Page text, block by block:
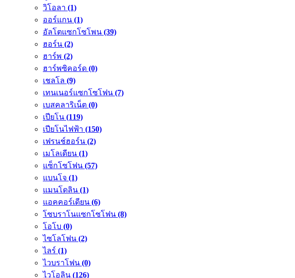
วิโอลา (1)
ออร์แกน (1)
อัลโตแซกโซโพน (39)
ฮอร์น (2)
ฮาร์พ (2)
ฮาร์พซิคอร์ด (0)
เชลโล (9)
เทนเนอร์แซกโซโฟน (7)
เบสคลาริเน็ต (0)
เปียโน (119)
เปียโนไฟฟ้า (150)
เฟรนช์ฮอร์น (2)
เมโลเดียน (1)
แซ็กโซโฟน (57)
แบนโจ (1)
แมนโดลิน (1)
แอคคอร์เดียน (6)
โซบราโนแซกโซโฟน (8)
โอโบ (0)
ไซโลโฟน (2)
ไลร์ (1)
ไวบราโฟน (0)
ไวโอลิน (126)